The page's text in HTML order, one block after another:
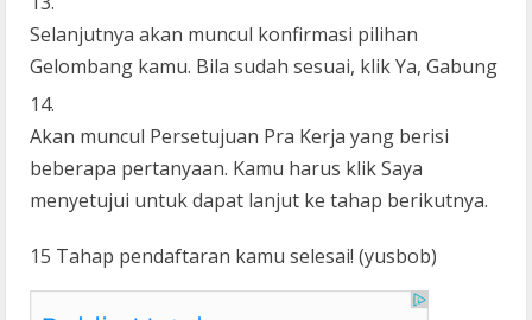
Selanjutnya akan muncul konfirmasi pilihan
Gelombang kamu. Bila sudah sesuai, klik Ya, Gabung
Akan muncul Persetujuan Pra Kerja yang berisi
beberapa pertanyaan. Kamu harus klik Saya
menyetujui untuk dapat lanjut ke tahap berikutnya.
15 Tahap pendaftaran kamu selesai! (yusbob)